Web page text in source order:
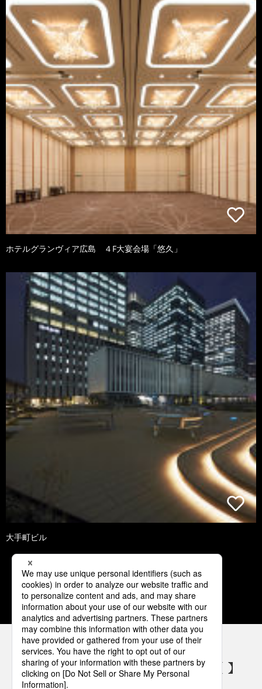
ホテルグランヴィア広島 ４F大宴会場「悠久」
大手町ビル
2 3 4 5 6
パナソニックの電気設備 SNSアカウント